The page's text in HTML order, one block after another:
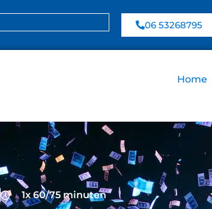
06 53268795
Home
1x 60/75 minuten